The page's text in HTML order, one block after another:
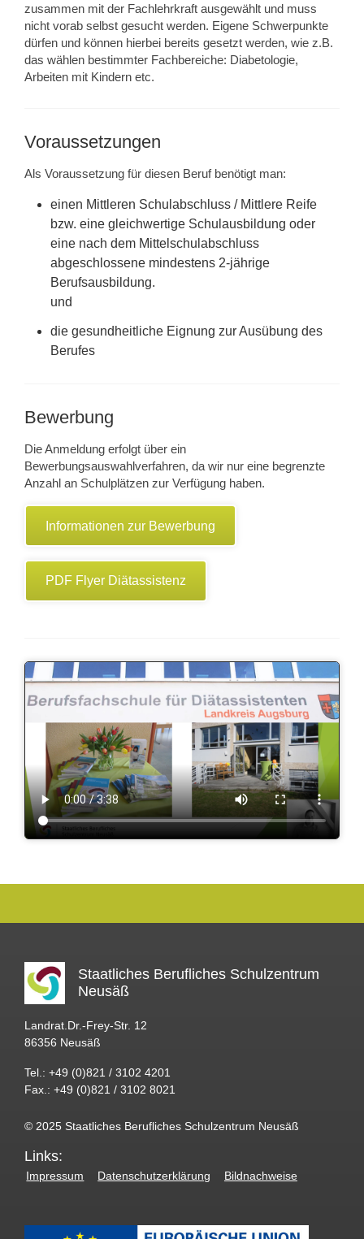
zusammen mit der Fachlehrkraft ausgewählt und muss
nicht vorab selbst gesucht werden. Eigene Schwerpunkte
dürfen und können hierbei bereits gesetzt werden, wie z.B.
das wählen bestimmter Fachbereiche: Diabetologie,
Arbeiten mit Kindern etc.
Voraussetzungen
Als Voraussetzung für diesen Beruf benötigt man:
einen Mittleren Schulabschluss / Mittlere Reife
bzw. eine gleichwertige Schulausbildung oder
eine nach dem Mittelschulabschluss
abgeschlossene mindestens 2-jährige
Berufsausbildung.
und
die gesundheitliche Eignung zur Ausübung des
Berufes
Bewerbung
Die Anmeldung erfolgt über ein
Bewerbungsauswahlverfahren, da wir nur eine begrenzte
Anzahl an Schulplätzen zur Verfügung haben.
Informationen zur Bewerbung
PDF Flyer Diätassistenz
Staatliches Berufliches Schulzentrum
Neusäß
Landrat.Dr.-Frey-Str. 12
86356 Neusäß
Tel.: +49 (0)821 / 3102 4201
Fax.: +49 (0)821 / 3102 8021
© 2025 Staatliches Berufliches Schulzentrum Neusäß
Links:
Impressum Datenschutzerklärung Bildnachweise